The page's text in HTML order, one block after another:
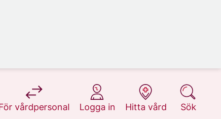
vårdpersonal
på 1177.se
Logga in
på 1177.se
Hitta vård
på 1177.se
Sök
på 1177.se